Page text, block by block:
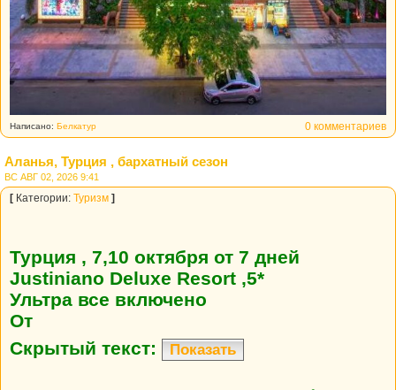
0 комментариев
Написано: Белкатур
Аланья, Турция , бархатный сезон
ВС АВГ 02, 2026 9:41
[ Категории: Туризм ]
Турция , 7,10 октября от 7 дней
Justiniano Deluxe Resort ,5*
Ультра все включено
От
Скрытый текст:
Показать